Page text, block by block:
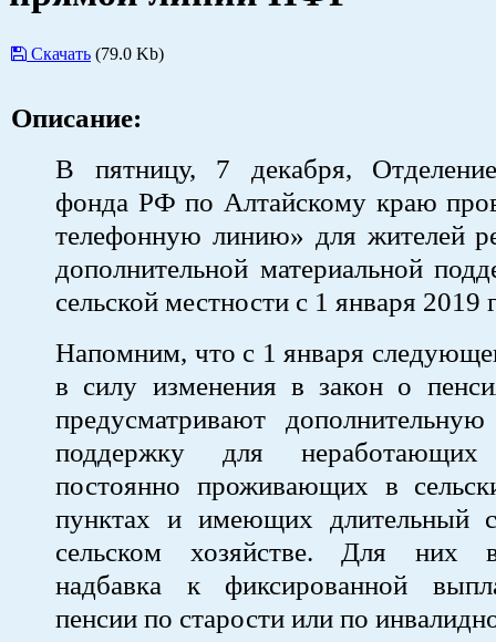
Скачать (79.0 Kb)
Описание:
В пятницу, 7 декабря,
фонда РФ по Алтайскому краю
телефонную линию» для жителей
дополнительной материальной
сельской местности с 1 января 2019
Напомним, что с 1 января
в силу изменения в закон о
предусматривают
поддержку для неработающих
постоянно проживающих в
пунктах и имеющих длительный
сельском хозяйстве. Для них
надбавка к фиксированной
пенсии по старости или по